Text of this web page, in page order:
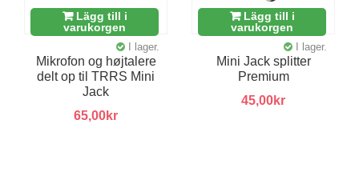
Lägg till i
varukorgen
I lager.
Mikrofon og højtalere
delt op til TRRS Mini
Jack
65,00kr
Lägg till i
varukorgen
I lager.
Mini Jack splitter
Premium
45,00kr